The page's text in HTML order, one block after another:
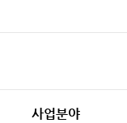
사업분야